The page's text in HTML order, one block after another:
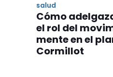
salud
Cómo
el rol del
mente en el
Cormillot